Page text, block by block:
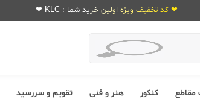
❤ کد تخفیف ویژه اولین خرید شما : KLC ❤
کنکور هنر و فنی تقویم و سررسید